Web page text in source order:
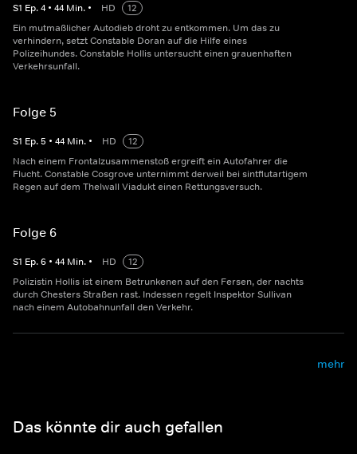
S1 Ep.4 • 44 Min. • HD
12
Ein mutmaßlicher Autodieb droht zu entkommen. Um das zu
verhindern, setzt Constable Doran auf die Hilfe eines
Polizeihundes. Constable Hollis untersucht einen grauenhaften
Verkehrsunfall.
Folge 5
S1 Ep.5 • 44 Min. • HD
12
Nach einem Frontalzusammenstoß ergreift ein Autofahrer die
Flucht. Constable Cosgrove unternimmt derweil bei sintflutartigem
Regen auf dem Thelwall Viadukt einen Rettungsversuch.
Folge 6
S1 Ep.6 • 44 Min. • HD
12
Polizistin Hollis ist einem Betrunkenen auf den Fersen, der nachts
durch Chesters Straßen rast. Indessen regelt Inspektor Sullivan
nach einem Autobahnunfall den Verkehr.
mehr
Das könnte dir auch gefallen